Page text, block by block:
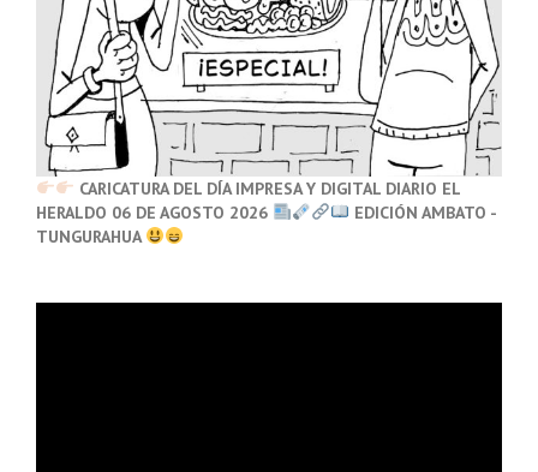
CARICATURA DEL DÍA IMPRESA Y DIGITAL DIARIO EL
HERALDO 06 DE AGOSTO 2026
EDICIÓN AMBATO -
TUNGURAHUA